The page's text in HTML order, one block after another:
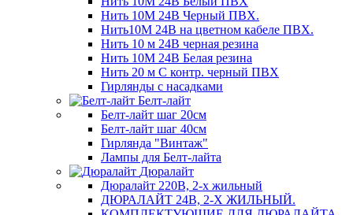
Нить 10М 24В Черный ПВХ.
Нить10М 24В на цветном кабеле ПВХ.
Нить 10 м 24В черная резина
Нить 10М 24В Белая резина
Нить 20 м С контр. черный ПВХ
Гирлянды с насадками
Белт-лайт
Белт-лайт шаг 20см
Белт-лайт шаг 40см
Гирлянда "Винтаж"
Лампы для Белт-лайта
Дюралайт
Дюралайт 220В, 2-х жильный
ДЮРАЛАЙТ 24В, 2-Х ЖИЛЬНЫЙ.